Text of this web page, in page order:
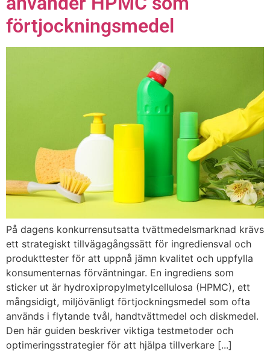
förtjockningsmedel
På dagens konkurrensutsatta tvättmedelsmarknad krävs
ett strategiskt tillvägagångssätt för ingrediensval och
produkttester för att uppnå jämn kvalitet och uppfylla
konsumenternas förväntningar. En ingrediens som
sticker ut är hydroxipropylmetylcellulosa (HPMC), ett
mångsidigt, miljövänligt förtjockningsmedel som ofta
används i flytande tvål, handtvättmedel och diskmedel.
Den här guiden beskriver viktiga testmetoder och
optimeringsstrategier för att hjälpa tillverkare [...]